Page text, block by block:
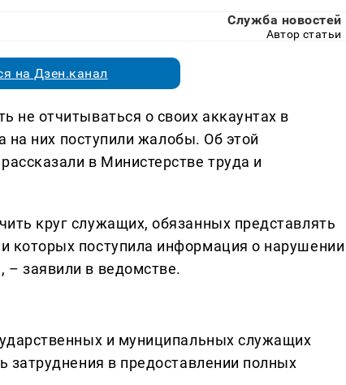
Служба новостей
Автор статьи
на Дзен.канал
не отчитываться о своих аккаунтах в
на них поступили жалобы. Об этой
рассказали в Министерстве труда и
круг служащих, обязанных представлять
которых поступила информация о нарушении
заявили в ведомстве.
и муниципальных служащих
затруднения в предоставлении полных